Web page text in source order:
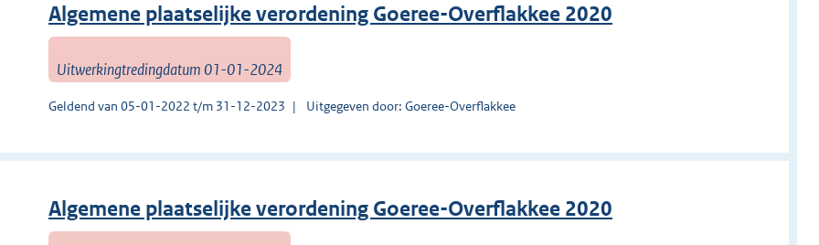
Algemene plaatselijke verordening Goeree-Overflakkee 2020
Uitwerkingtredingdatum 01-01-2024
Geldend van 05-01-2022 t/m 31-12-2023 Uitgegeven door: Goeree-Overflakkee
Algemene plaatselijke verordening Goeree-Overflakkee 2020